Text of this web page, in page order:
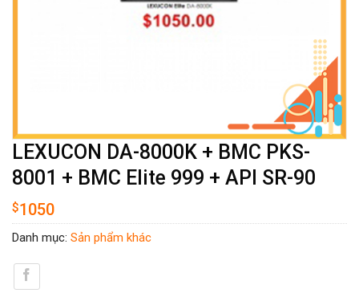
LEXUCON DA-8000K + BMC PKS-
8001 + BMC Elite 999 + API SR-90
$1050
Danh mục: Sản phẩm khác